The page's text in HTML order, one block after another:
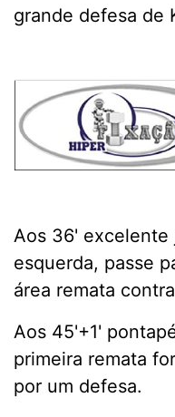
grande defesa de
Aos 36' excelente
esquerda, passe
área remata
Aos 45'+1'
primeira remata
por um defesa.